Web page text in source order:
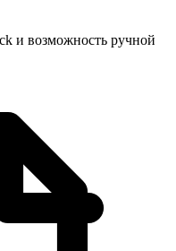
и возможность ручной